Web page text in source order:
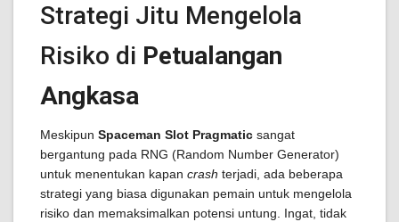
Strategi Jitu Mengelola
Risiko di Petualangan
Angkasa
Meskipun Spaceman Slot Pragmatic sangat
bergantung pada RNG (Random Number Generator)
untuk menentukan kapan crash terjadi, ada beberapa
strategi yang biasa digunakan pemain untuk mengelola
risiko dan memaksimalkan potensi untung. Ingat, tidak